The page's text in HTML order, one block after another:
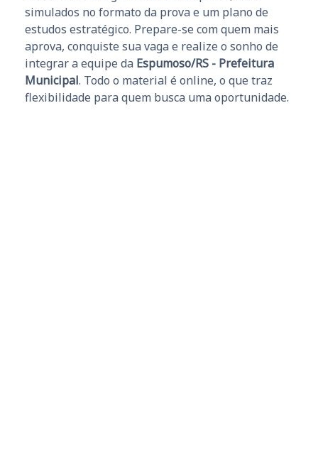
simulados no formato da prova e um plano de
estudos estratégico. Prepare-se com quem mais
aprova, conquiste sua vaga e realize o sonho de
integrar a equipe da Espumoso/RS - Prefeitura
Municipal. Todo o material é online, o que traz
flexibilidade para quem busca uma oportunidade.